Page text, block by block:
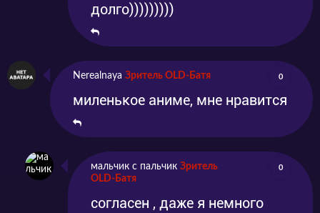
долго)))))))))
Nerealnaya Зритель OLD-Батя 0
миленькое аниме, мне нравится
мальчик с пальчик Зритель
OLD-Батя
0
согласен , даже я немного